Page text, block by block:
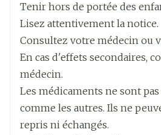
Indications nécessaires à
correcte
Profondeur 95 mm
Préservation
Température
25°C)
Tenir hors de portée des
Lisez attentivement la notice.
Consultez votre médecin ou
En cas d'effets secondaires,
médecin.
Les médicaments ne sont
comme les autres. Ils ne
repris ni échangés.